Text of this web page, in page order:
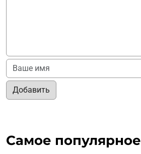
Добавить
Самое популярное